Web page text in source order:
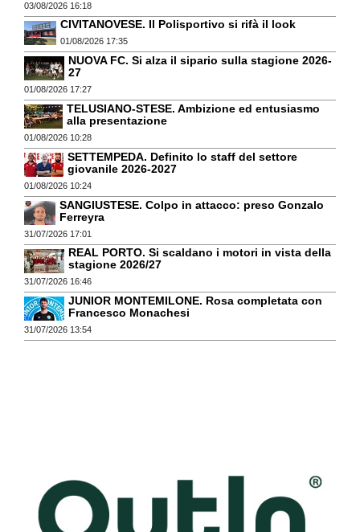
03/08/2026 16:18
CIVITANOVESE. Il Polisportivo si rifà il look
01/08/2026 17:35
NUOVA FC. Si alza il sipario sulla stagione 2026-
27
01/08/2026 17:27
TELUSIANO-STESE. Ambizione ed entusiasmo
alla presentazione
01/08/2026 10:28
SETTEMPEDA. Definito lo staff del settore
giovanile 2026-2027
01/08/2026 10:24
SANGIUSTESE. Colpo in attacco: preso Gonzalo
Ferreyra
31/07/2026 17:01
REAL PORTO. Si scaldano i motori in vista della
stagione 2026/27
31/07/2026 16:46
JUNIOR MONTEMILONE. Rosa completata con
Francesco Monachesi
31/07/2026 13:54